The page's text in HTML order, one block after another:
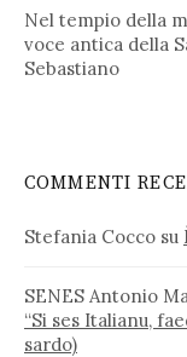
Nel tempio della
voce antica della
Sebastiano
COMMENTI
Stefania Cocco su
SENES Antonio
“Si ses Italianu,
sardo)